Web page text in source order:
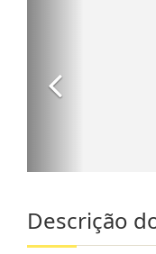
Descrição